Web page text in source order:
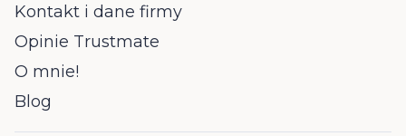
Kontakt i dane firmy
Opinie Trustmate
O mnie!
Blog